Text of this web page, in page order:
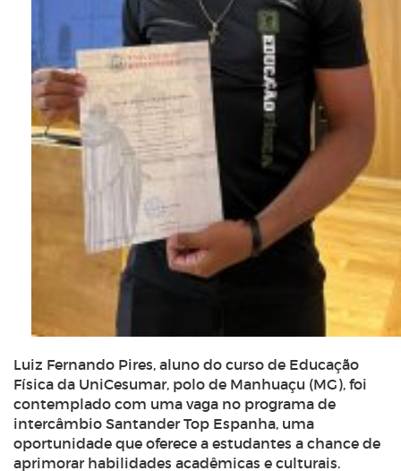
Luiz Fernando Pires, aluno do curso de Educação
Física da UniCesumar, polo de Manhuaçu (MG), foi
contemplado com uma vaga no programa de
intercâmbio Santander Top Espanha, uma
oportunidade que oferece a estudantes a chance de
aprimorar habilidades acadêmicas e culturais.